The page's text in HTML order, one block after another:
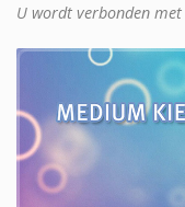
U wordt verbonden met